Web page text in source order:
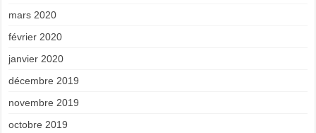
mars 2020
février 2020
janvier 2020
décembre 2019
novembre 2019
octobre 2019